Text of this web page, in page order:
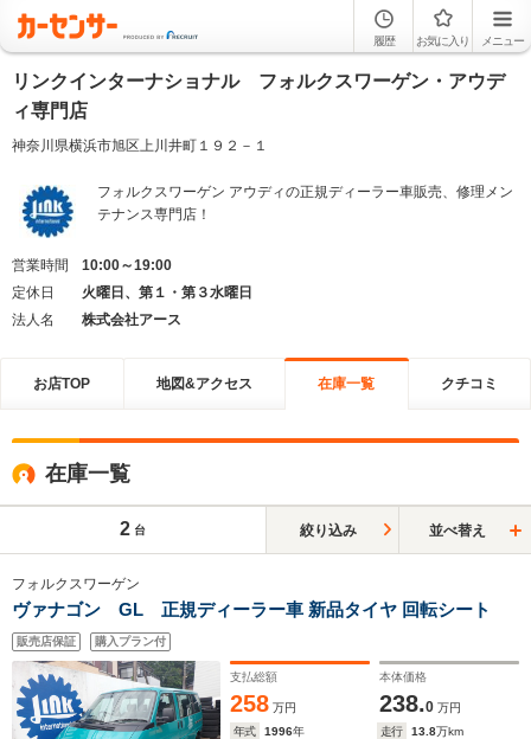
履歴 お気に入り メニュー
リンクインターナショナル フォルクスワーゲン・アウデ
ィ専門店
神奈川県横浜市旭区上川井町１９２－１
フォルクスワーゲン アウディの正規ディーラー車販売、修理メン
テナンス専門店！
営業時間
10:00～19:00
定休日
火曜日、第１・第３水曜日
法人名
株式会社アース
お店TOP 地図&アクセス 在庫一覧 クチコミ
在庫一覧
2 台 絞り込み 並べ替え
フォルクスワーゲン
ヴァナゴン GL 正規ディーラー車 新品タイヤ 回転シート
販売店保証 購入プラン付
支払総額
258 万円
本体価格
238.0 万円
年式
1996年 走行 13.8万km